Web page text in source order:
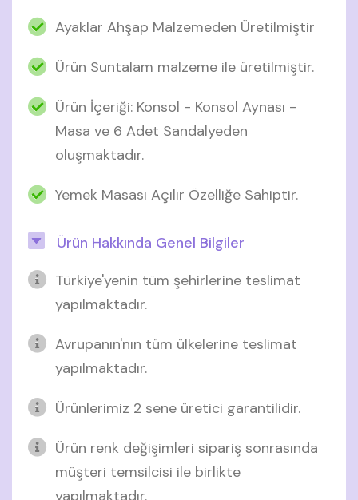
Ayaklar Ahşap Malzemeden Üretilmiştir
Ürün Suntalam malzeme ile üretilmiştir.
Ürün İçeriği: Konsol - Konsol Aynası -
Masa ve 6 Adet Sandalyeden
oluşmaktadır.
Yemek Masası Açılır Özelliğe Sahiptir.
Ürün Hakkında Genel Bilgiler
Türkiye'yenin tüm şehirlerine teslimat
yapılmaktadır.
Avrupanın'nın tüm ülkelerine teslimat
yapılmaktadır.
Ürünlerimiz 2 sene üretici garantilidir.
Ürün renk değişimleri sipariş sonrasında
müşteri temsilcisi ile birlikte
yapılmaktadır.